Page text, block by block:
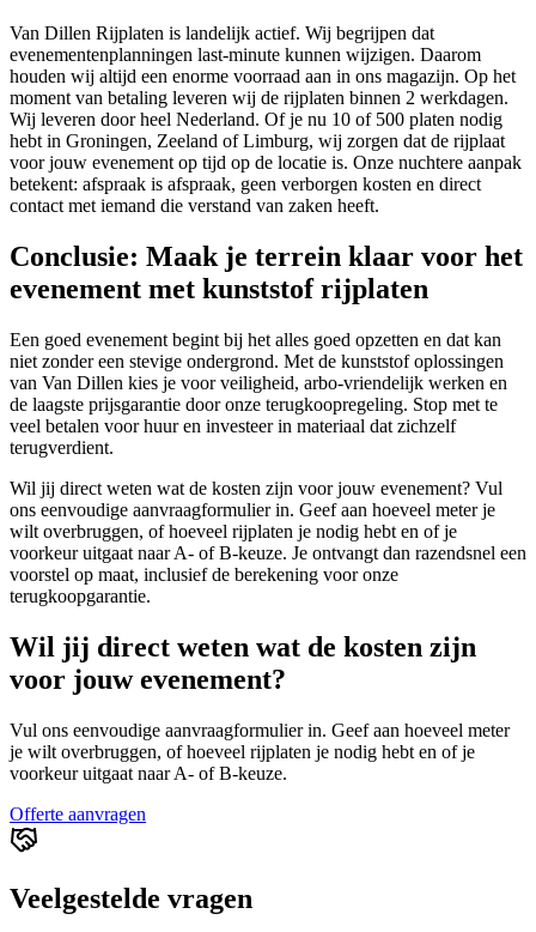
Van Dillen Rijplaten is landelijk actief. Wij begrijpen dat
evenementenplanningen last-minute kunnen wijzigen. Daarom
houden wij altijd een enorme voorraad aan in ons magazijn. Op het
moment van betaling leveren wij de rijplaten binnen 2 werkdagen.
Wij leveren door heel Nederland. Of je nu 10 of 500 platen nodig
hebt in Groningen, Zeeland of Limburg, wij zorgen dat de rijplaat
voor jouw evenement op tijd op de locatie is. Onze nuchtere aanpak
betekent: afspraak is afspraak, geen verborgen kosten en direct
contact met iemand die verstand van zaken heeft.
Conclusie: Maak je terrein klaar voor het
evenement met kunststof rijplaten
Een goed evenement begint bij het alles goed opzetten en dat kan
niet zonder een stevige ondergrond. Met de kunststof oplossingen
van Van Dillen kies je voor veiligheid, arbo-vriendelijk werken en
de laagste prijsgarantie door onze terugkoopregeling. Stop met te
veel betalen voor huur en investeer in materiaal dat zichzelf
terugverdient.
Wil jij direct weten wat de kosten zijn voor jouw evenement? Vul
ons eenvoudige aanvraagformulier in. Geef aan hoeveel meter je
wilt overbruggen, of hoeveel rijplaten je nodig hebt en of je
voorkeur uitgaat naar A- of B-keuze. Je ontvangt dan razendsnel een
voorstel op maat, inclusief de berekening voor onze
terugkoopgarantie.
Wil jij direct weten wat de kosten zijn
voor jouw evenement?
Vul ons eenvoudige aanvraagformulier in. Geef aan hoeveel meter
je wilt overbruggen, of hoeveel rijplaten je nodig hebt en of je
voorkeur uitgaat naar A- of B-keuze.
Offerte aanvragen
Veelgestelde vragen